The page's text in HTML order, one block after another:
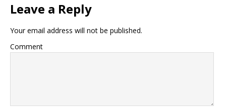
Leave a Reply
Your email address will not be published.
Comment